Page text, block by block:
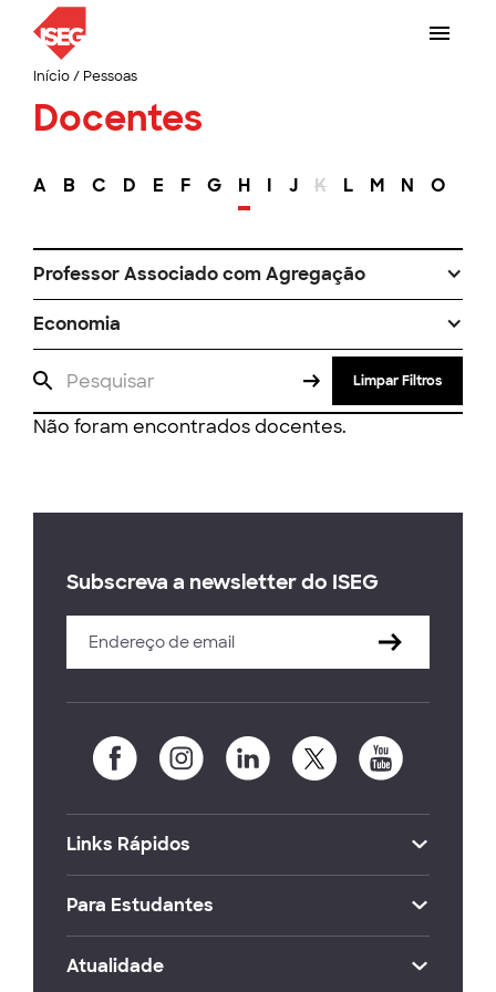
Início/ Pessoas
Docentes
A B C D E F G H I J K L M N O
Professor Associado com Agregação
Economia
Limpar Filtros
Não foram encontrados docentes.
Subscreva a newsletter do ISEG
Links Rápidos
Para Estudantes
Atualidade